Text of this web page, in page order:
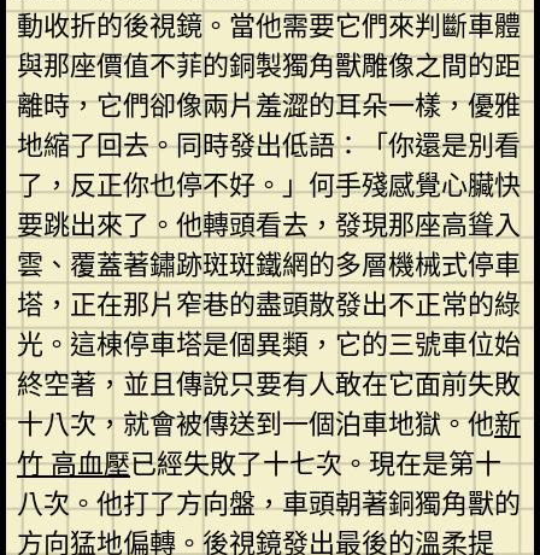
動收折的後視鏡。當他需要它們來判斷車體
與那座價值不菲的銅製獨角獸雕像之間的距
離時，它們卻像兩片羞澀的耳朵一樣，優雅
地縮了回去。同時發出低語：「你還是別看
了，反正你也停不好。」何手殘感覺心臟快
要跳出來了。他轉頭看去，發現那座高聳入
雲、覆蓋著鏽跡斑斑鐵網的多層機械式停車
塔，正在那片窄巷的盡頭散發出不正常的綠
光。這棟停車塔是個異類，它的三號車位始
終空著，並且傳說只要有人敢在它面前失敗
十八次，就會被傳送到一個泊車地獄。他新
竹 高血壓已經失敗了十七次。現在是第十
八次。他打了方向盤，車頭朝著銅獨角獸的
方向猛地偏轉。後視鏡發出最後的溫柔提